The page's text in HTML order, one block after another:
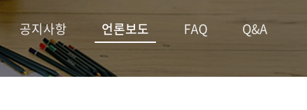
공지사항 언론보도 FAQ Q&A